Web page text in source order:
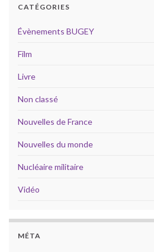
CATÉGORIES
Évènements BUGEY
Film
Livre
Non classé
Nouvelles de France
Nouvelles du monde
Nucléaire militaire
Vidéo
MÉTA